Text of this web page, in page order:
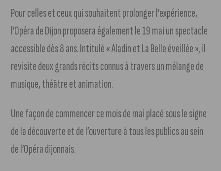
Pour celles et ceux qui souhaitent prolonger l’expérience,
l’Opéra de Dijon proposera également le 19 mai un spectacle
accessible dès 8 ans. Intitulé « Aladin et La Belle éveillée », il
revisite deux grands récits connus à travers un mélange de
musique, théâtre et animation.
Une façon de commencer ce mois de mai placé sous le signe
de la découverte et de l’ouverture à tous les publics au sein
de l’Opéra dijonnais.